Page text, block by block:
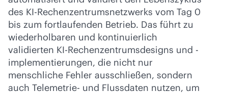
des KI-Rechenzentrumsnetzwerks vom Tag 0
bis zum fortlaufenden Betrieb. Das führt zu
wiederholbaren und kontinuierlich
validierten KI-Rechenzentrumsdesigns und -
implementierungen, die nicht nur
menschliche Fehler ausschließen, sondern
auch Telemetrie- und Flussdaten nutzen, um